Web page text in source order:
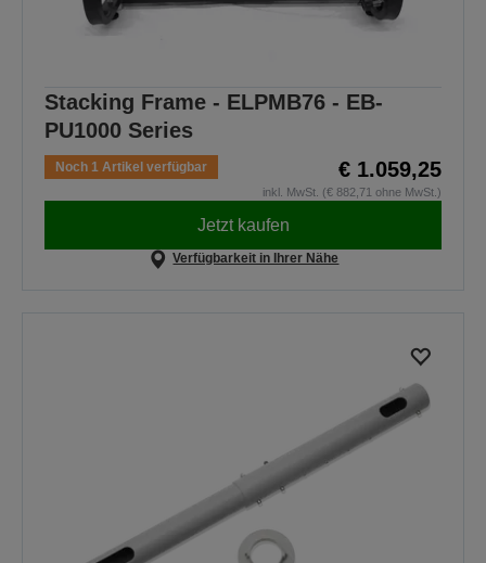
Stacking Frame - ELPMB76 - EB-
PU1000 Series
Noch 1 Artikel verfügbar € 1.059,25
inkl. MwSt. (€ 882,71 ohne MwSt.)
Jetzt kaufen
Verfügbarkeit in Ihrer Nähe